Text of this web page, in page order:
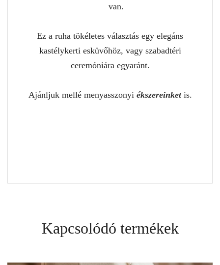
van.
Ez a ruha tökéletes választás egy elegáns
kastélykerti esküvőhöz, vagy szabadtéri
ceremóniára egyaránt.
Ajánljuk mellé menyasszonyi ékszereinket is.
Kapcsolódó termékek